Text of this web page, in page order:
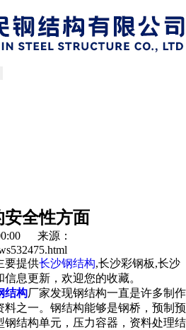
全性方面
来源：
要提供长沙钢结构,长沙彩钢板,长沙
息更新，欢迎您的收藏。
结构厂家发现钢结构一直是许多制作
之一。钢结构能够是钢桥，预制预
结构单元，压力容器，资料处理结